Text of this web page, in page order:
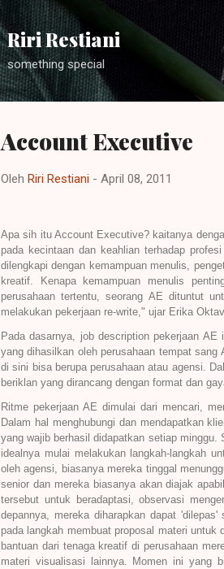
Riri Restiani
something special
Account Executive
Oleh Riri Restiani - April 08, 2011
Apa sih itu Account Executive? kaitanya
pada kecintaan dan keahlian terhadap
dilengkapi dengan kemampuan menulis,
kreatif. Kenapa kemampuan menulis
perusahaan tertentu, seorang AE dituntut
melakukan pekerjaan re-write," ujar Erika
Pada dasarnya, job description pekerjaan
yang dihasilkan oleh perusahaan tempat
di sini bisa berupa perusahaan atau agensi.
beriklan yang dirancang dengan format dan
Ritme pekerjaan AE dimulai dari mencari,
Dalam hal menghubungi dan mendapatkan
yang wajib berhasil didapatkan setiap minggu.
idealnya mulai melakukan langkah-langkah
oleh agensi, biasanya mereka tinggal
senior dan mereka biasanya akan diajak
tersebut untuk beradaptasi, observasi
depannya, mereka diharapkan dapat
pada langkah membuat proposal materi
bantuan dari tenaga kreatif di perusahaan
materi visualisasi lainnya. Momen ini yang